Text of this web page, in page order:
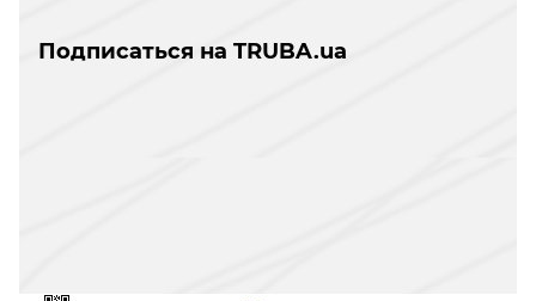
Подписаться на TRUBA.ua